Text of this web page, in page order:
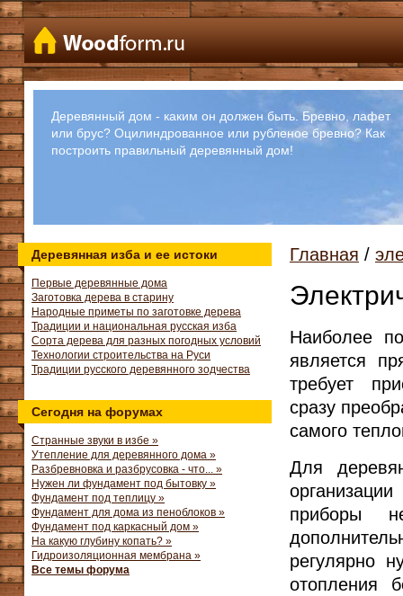
Деревянный дом - каким он должен быть. Бревно, лафет
или брус? Оцилиндрованное или рубленое бревно? Как
построить правильный деревянный дом!
Деревянная изба и ее истоки
Первые деревянные дома
Заготовка дерева в старину
Народные приметы по заготовке дерева
Традиции и национальная русская изба
Сорта дерева для разных погодных условий
Технологии строительства на Руси
Традиции русского деревянного зодчества
Сегодня на форумах
Странные звуки в избе »
Утепление для деревянного дома »
Разбревновка и разбрусовка - что... »
Нужен ли фундамент под бытовку »
Фундамент под теплицу »
Фундамент для дома из пеноблоков »
Фундамент под каркасный дом »
На какую глубину копать? »
Гидроизоляционная мембрана »
Все темы форума
Главная /
Наиболее
является
требует
сразу
самого
Для
приборы
регулярно
отопления